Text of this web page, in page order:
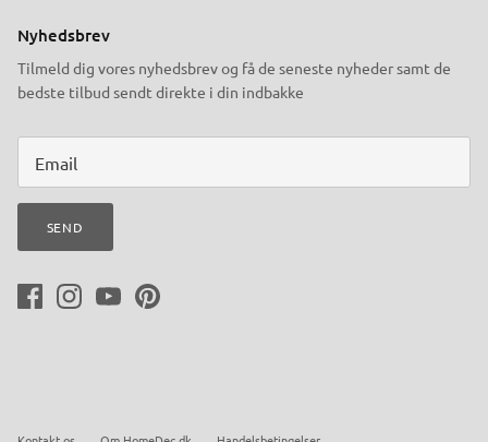
Nyhedsbrev
Tilmeld dig vores nyhedsbrev og få de seneste nyheder samt de
bedste tilbud sendt direkte i din indbakke
SEND